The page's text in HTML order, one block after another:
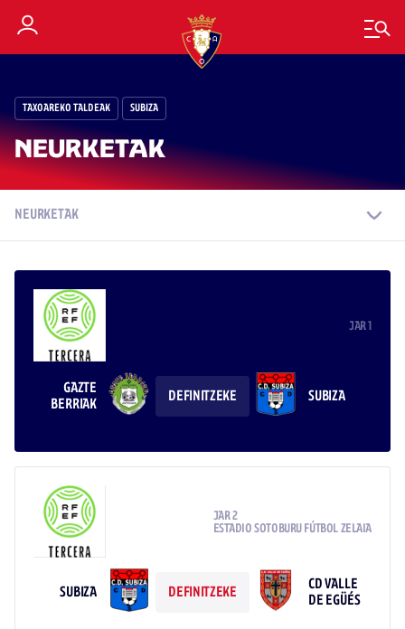
TAXOAREKO TALDEAK SUBIZA
NEURKETAK
NEURKETAK
JAR 1
GAZTE
BERRIAK
DEFINITZEKE SUBIZA
JAR 2
ESTADIO SOTOBURU FÚTBOL ZELAIA
SUBIZA DEFINITZEKE
CD VALLE
DE EGÜÉS